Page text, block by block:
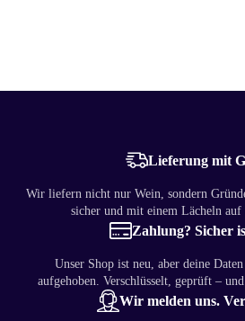
Lieferung mit
Wir liefern nicht nur Wein, sondern
sicher und mit einem Lächeln
Zahlung? Sicher
Unser Shop ist neu, aber deine
aufgehoben. Verschlüsselt, geprüft –
Wir melden uns.